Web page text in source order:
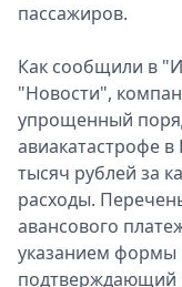
пассажиров.
Как сообщили в
"Новости",
упрощенный
авиакатастрофе в
тысяч рублей за
расходы.
авансового
указанием формы
подтверждающий